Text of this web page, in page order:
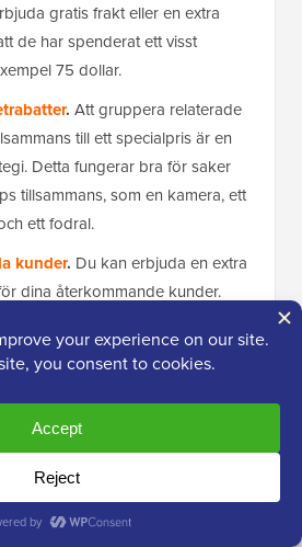
gratis frakt eller en extra
de har spenderat ett visst
75 dollar.
. Att gruppera relaterade
till ett specialpris är en
Detta fungerar bra för saker
tillsammans, som en kamera, ett
ett fodral.
kunder. Du kan erbjuda en extra
dina återkommande kunder.
att komma tillbaka.
till att kunder överger sin
tvinga dem att leta efter och skriva
Avancerade kuponger låter
tillämpa rabatter när en kunds